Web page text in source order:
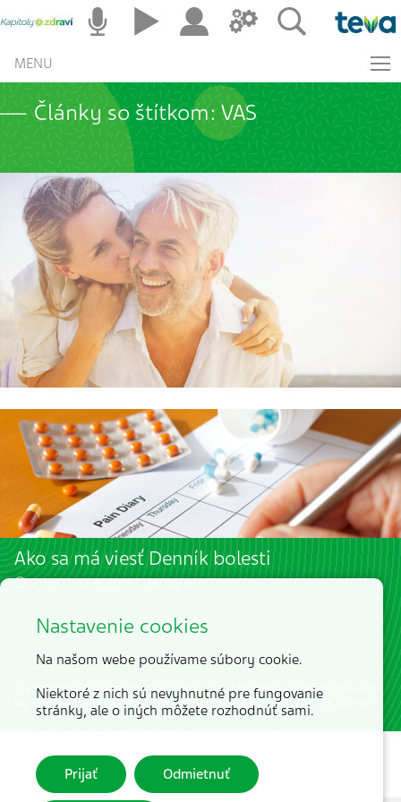
MENU
Články so štítkom: VAS
Ako sa má viesť Denník bolesti
2 min. | 10. 8. 2019 |Jan Lejčko
Pre samotnú diagnostiku ale najmä pre stanovenie úspešnej terapie,
by si mal pacient, najmä s chronickou bolesťou, viesť Denník bolesti.
Nastavenie cookies
Na našom webe používame súbory cookie.
Niektoré z nich sú nevyhnutné pre fungovanie
stránky, ale o iných môžete rozhodnúť sami.
Prijať Odmietnuť